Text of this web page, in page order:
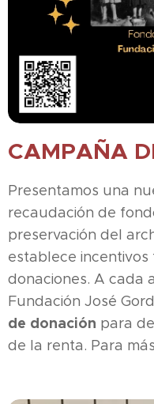
CAMPAÑA
Presentamos una
recaudación de
preservación del
establece incentivos
donaciones. A cada
Fundación José
de donación para
de la renta. Para